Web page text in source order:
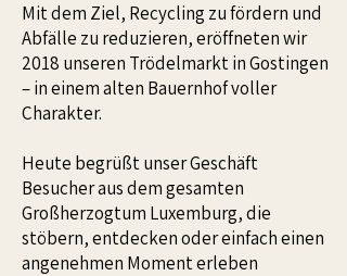
Mit dem Ziel, Recycling zu fördern und
Abfälle zu reduzieren, eröffneten wir
2018 unseren Trödelmarkt in Gostingen
– in einem alten Bauernhof voller
Charakter.
Heute begrüßt unser Geschäft
Besucher aus dem gesamten
Großherzogtum Luxemburg, die
stöbern, entdecken oder einfach einen
angenehmen Moment erleben